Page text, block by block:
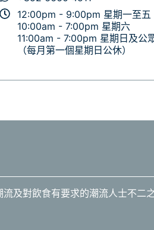
12:00pm - 9:00pm 星期一至五
10:00am - 7:00pm 星期六
11:00am - 7:00pm 星期日及公
（每月第一個星期日公休）
及對飲食有要求的潮流人士不二